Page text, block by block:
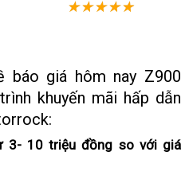
báo giá hôm nay Z900
khuyến mãi giá
tranh
hấp dẫn
3- 10 triệu đồng so với giá